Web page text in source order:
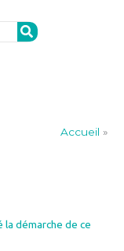
Accueil »
la démarche de ce